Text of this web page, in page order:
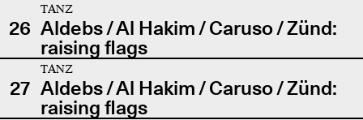
26
TANZ
Aldebs / Al Hakim / Caruso / Zünd:
raising flags
27
TANZ
Aldebs / Al Hakim / Caruso / Zünd:
raising flags